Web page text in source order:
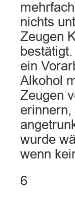
nichts
Zeugen
ein
Alkohol
Zeugen
wurde
wenn
6